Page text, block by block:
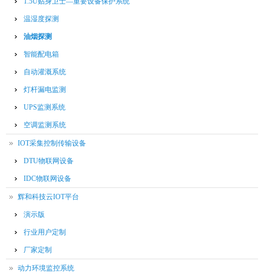
温湿度探测
油烟探测
智能配电箱
自动灌溉系统
灯杆漏电监测
UPS监测系统
空调监测系统
IOT采集控制传输设备
DTU物联网设备
IDC物联网设备
辉和科技云IOT平台
演示版
行业用户定制
厂家定制
动力环境监控系统